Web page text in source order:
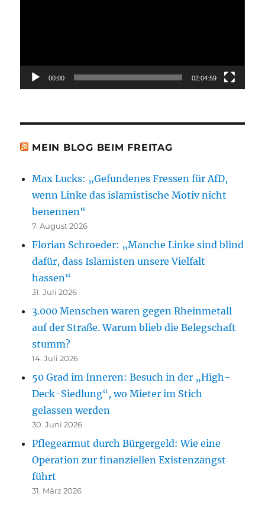
00:00 02:04:59
MEIN BLOG BEIM FREITAG
Max Lucks: „Gefundenes Fressen für AfD,
wenn Linke das islamistische Motiv nicht
benennen“
7. August 2026
Florian Schroeder: „Manche Linke sind blind
dafür, dass Islamisten unsere Vielfalt
hassen“
31. Juli 2026
3.000 Menschen waren gegen Rheinmetall
auf der Straße. Warum blieb die Belegschaft
stumm?
14. Juli 2026
50 Grad im Inneren: Besuch in der „High-
Deck-Siedlung“, wo Mieter im Stich
gelassen werden
30. Juni 2026
Pflegearmut durch Bürgergeld: Wie eine
Operation zur finanziellen Existenzangst
führt
31. März 2026